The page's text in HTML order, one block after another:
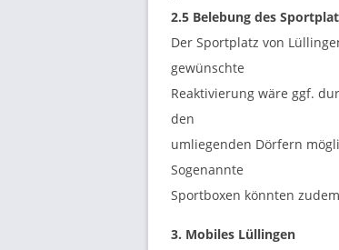
2.5 Belebung des
Der Sportplatz von
gewünschte
Reaktivierung wäre ggf.
den
umliegenden Dörfern
Sogenannte
Sportboxen könnten
3. Mobiles Lüllingen